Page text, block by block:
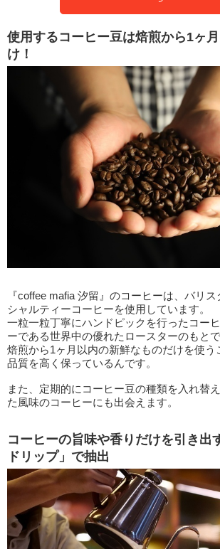
使用するコーヒー豆は焙煎から1ヶ
け！
『coffee mafia 汐留』のコーヒーは、バリ
シャルティーコーヒーを使用しています。
一粒一粒丁寧にハンドピックを行ったコー
ーである世界中の優れたロースターのもとで
焙煎から1ヶ月以内の新鮮なものだけを使う
品質を高く保っているんです。
また、定期的にコーヒー豆の種類を入れ替
た風味のコーヒーにも出会えます。
コーヒーの旨味や香りだけを引き出
ドリップ」で抽出